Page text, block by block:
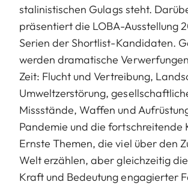
stalinistischen Gulags steht.
präsentiert die LOBA-Ausstellung
Serien der Shortlist-Kandidaten.
werden dramatische
Zeit: Flucht und Vertreibung,
Umweltzerstörung,
Missstände, Waffen und
Pandemie und die fortschreitende
Ernste Themen, die viel über den
Welt erzählen, aber gleichzeitig
Kraft und Bedeutung engagierter